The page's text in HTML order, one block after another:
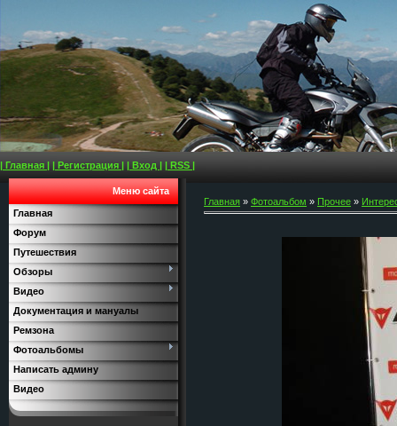
| Главная | | Регистрация | | Вход | | RSS |
Меню сайта
Главная
Форум
Путешествия
Обзоры
Видео
Документация и мануалы
Ремзона
Фотоальбомы
Написать админу
Видео
Главная » Фотоальбом » Прочее »